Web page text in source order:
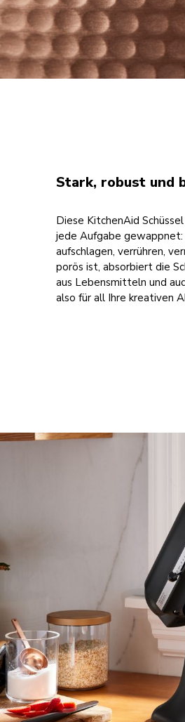
Stark, robust und
Diese KitchenAid
jede Aufgabe
aufschlagen, verrühren,
porös ist, absorbiert die
aus Lebensmitteln und
also für all Ihre kreativen